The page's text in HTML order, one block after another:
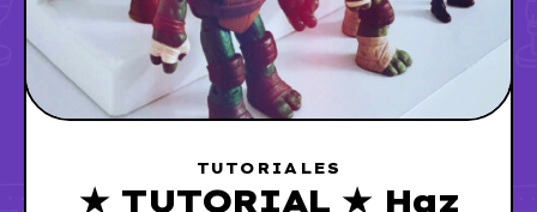
TUTORIALES
★ TUTORIAL ★ Haz